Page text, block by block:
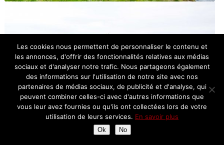
Les cookies nous permettent de personnaliser le contenu et
les annonces, d'offrir des fonctionnalités relatives aux médias
sociaux et d'analyser notre trafic. Nous partageons également
des informations sur l'utilisation de notre site avec nos
partenaires de médias sociaux, de publicité et d'analyse, qui
peuvent combiner celles-ci avec d'autres informations que
vous leur avez fournies ou qu'ils ont collectées lors de votre
utilisation de leurs services. En savoir plus
Ok No